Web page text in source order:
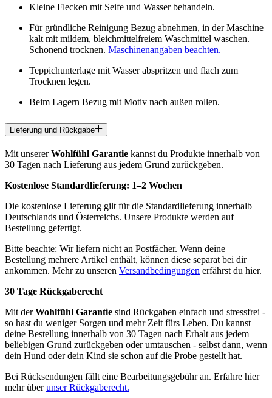
Kleine Flecken mit Seife und Wasser behandeln.
Für gründliche Reinigung Bezug abnehmen, in der Maschine
kalt mit mildem, bleichmittelfreiem Waschmittel waschen.
Schonend trocknen. Maschinenangaben beachten.
Teppichunterlage mit Wasser abspritzen und flach zum
Trocknen legen.
Beim Lagern Bezug mit Motiv nach außen rollen.
Lieferung und Rückgabe
Mit unsererWohlfühl Garantie kannst du Produkte innerhalb von
30 Tagen nach Lieferung aus jedem Grund zurückgeben.
Kostenlose Standardlieferung: 1–2 Wochen
Die kostenlose Lieferung gilt für die Standardlieferung innerhalb
Deutschlands und Österreichs. Unsere Produkte werden auf
Bestellung gefertigt.
Bitte beachte: Wir liefern nicht an Postfächer. Wenn deine
Bestellung mehrere Artikel enthält, können diese separat bei dir
ankommen. Mehr zu unseren Versandbedingungen erfährst du hier.
30 Tage Rückgaberecht
Mit derWohlfühl Garantie sind Rückgaben einfach und stressfrei -
so hast du weniger Sorgen und mehr Zeit fürs Leben. Du kannst
deine Bestellung innerhalb von 30 Tagen nach Erhalt aus jedem
beliebigen Grund zurückgeben oder umtauschen - selbst dann, wenn
dein Hund oder dein Kind sie schon auf die Probe gestellt hat.
Bei Rücksendungen fällt eine Bearbeitungsgebühr an. Erfahre hier
mehr überunser Rückgaberecht.